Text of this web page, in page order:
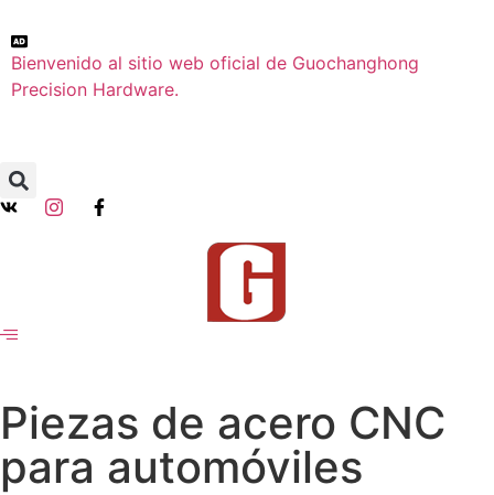
Bienvenido al sitio web oficial de Guochanghong
Precision Hardware.
Piezas de acero CNC
para automóviles